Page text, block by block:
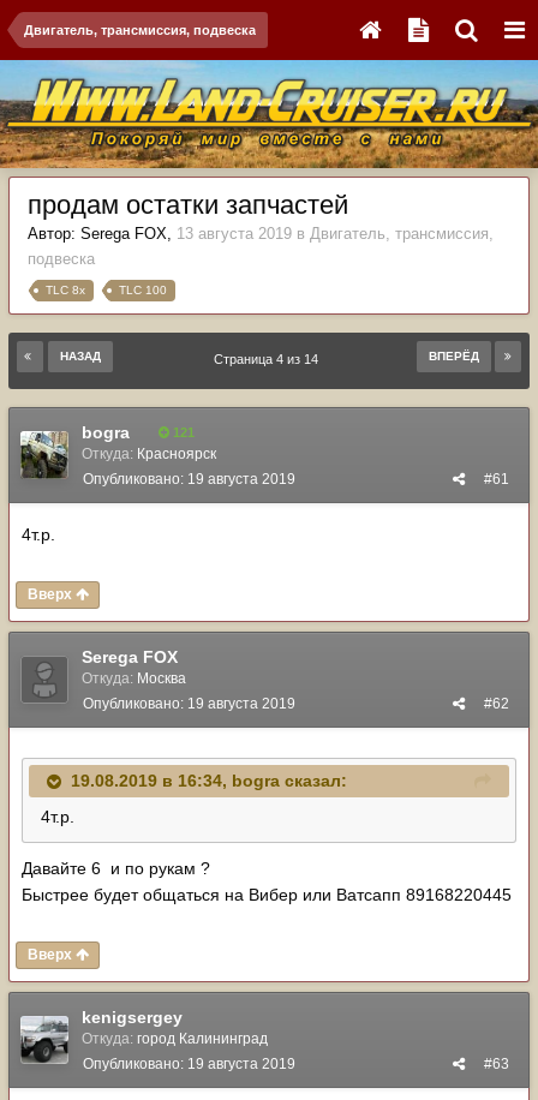
Двигатель, трансмиссия, подвеска
продам остатки запчастей
Автор: Serega FOX, 13 августа 2019 в Двигатель, трансмиссия,
подвеска
TLC 8x TLC 100
НАЗАД ВПЕРЁД
Страница 4 из 14
bogra 121
Откуда: Красноярск
#61
Опубликовано: 19 августа 2019
4т.р.
Вверх
Serega FOX
Откуда: Москва
#62
Опубликовано: 19 августа 2019
19.08.2019 в 16:34, bogra сказал:
4т.р.
Давайте 6 и по рукам ?
Быстрее будет общаться на Вибер или Ватсапп 89168220445
Вверх
kenigsergey
Откуда: город Калининград
#63
Опубликовано: 19 августа 2019